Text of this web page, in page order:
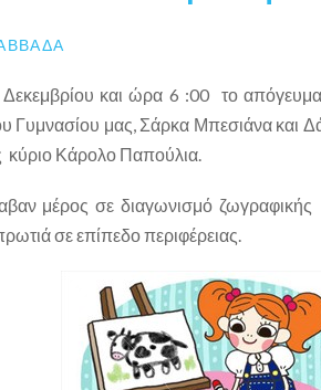
και ώρα 6 :00 το απόγευμα
Γυμνασίου μας, Σάρκα Μπεσιάνα και
κύριο Κάρολο Παπούλια.
μέρος σε διαγωνισμό
σε επίπεδο περιφέρειας.